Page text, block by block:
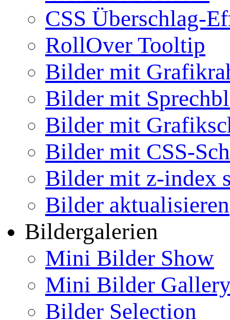
CSS Überschlag-
RollOver Tooltip
Bilder mit
Bilder mit
Bilder mit
Bilder mit CSS-
Bilder mit z-index
Bilder aktualisieren
Bildergalerien
Mini Bilder Show
Mini Bilder
Bilder Selection